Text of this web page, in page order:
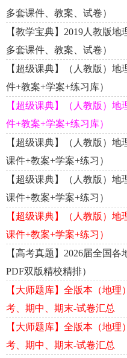
多套课件、教案、试卷）
【教学宝典】2019人教版
多套课件、教案、试卷）
【超级课典】（人教版）
件+教案+学案+练习库）
【超级课典】（人教版）
件+教案+学案+练习库）
【超级课典】（人教版）
课件+教案+学案+练习）
【超级课典】（人教版）
课件+教案+学案+练习）
【超级课典】（人教版）
课件+教案+学案+练习）
【高考真题】2026届全国各
PDF双版精校精排）
【大师题库】全版本（地
考、期中、期末-试卷汇总
【大师题库】全版本（地
考、期中、期末-试卷汇总